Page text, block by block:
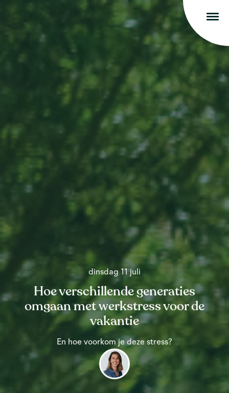
dinsdag 11 juli
Hoe verschillende generaties
omgaan met werkstress voor de
vakantie
En hoe voorkom je deze stress?